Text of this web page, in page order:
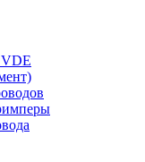
VDE